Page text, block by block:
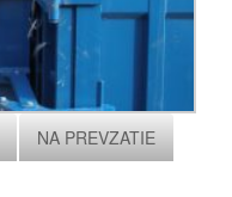
NA PREVZATIE